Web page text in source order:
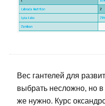
Вес гантелей для
выбрать несложно, но
же нужно. Курс